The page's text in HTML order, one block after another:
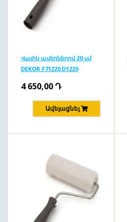
Վալիկ ասեղներով 20 սմ
DEKOR F71220 D1220
4 650,00Դ
Ավելացնել